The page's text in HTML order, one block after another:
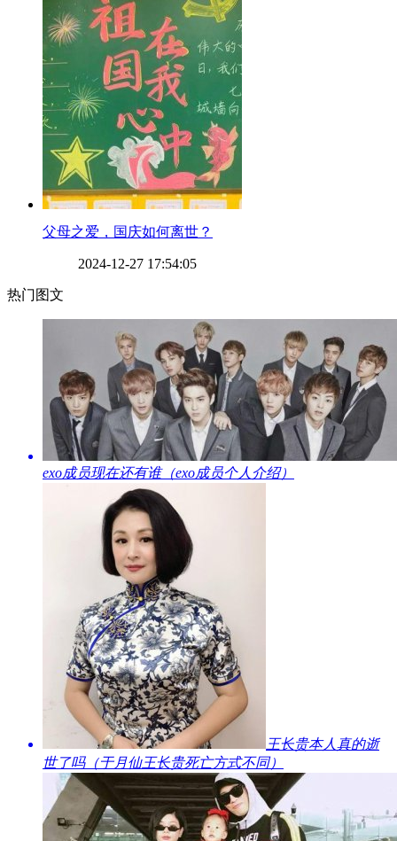
​父母之爱，国庆如何离世？
2024-12-27 17:54:05
热门图文
​exo成员现在还有谁（exo成员个人介绍）
​王长贵本人真的逝
世了吗（于月仙王长贵死亡方式不同）